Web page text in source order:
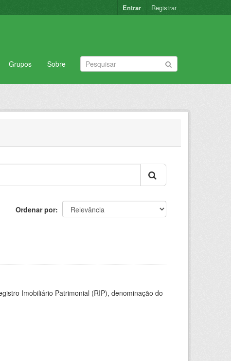
Entrar Registrar
Grupos Sobre
Ordenar por
Imobiliário Patrimonial (RIP), denominação do